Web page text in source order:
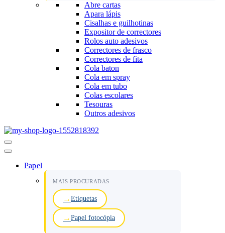
Abre cartas
Apara lápis
Cisalhas e guilhotinas
Expositor de correctores
Rolos auto adesivos
Correctores de frasco
Correctores de fita
Cola baton
Cola em spray
Cola em tubo
Colas escolares
Tesouras
Outros adesivos
Menu
de
Papel
MAIS PROCURADAS
Etiquetas
Papel fotocópia